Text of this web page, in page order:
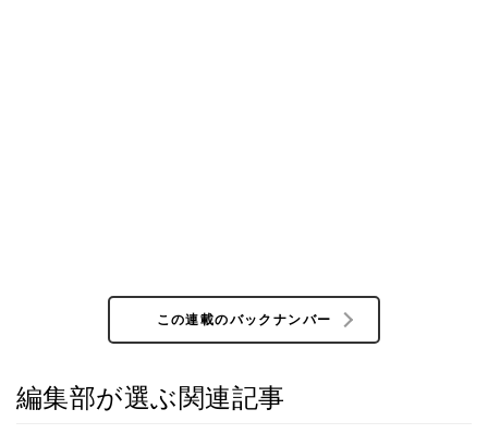
この連載のバックナンバー
編集部が選ぶ関連記事